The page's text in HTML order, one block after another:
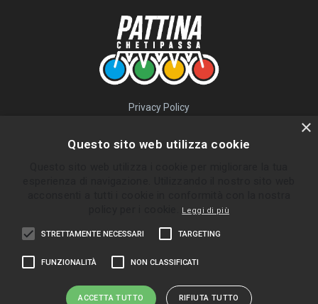
Privacy Policy
News
ULTIMI PERCORSI INVIATI
Bolgare - Ghisalba
Almè - Zogno
×
Questo sito web utilizza cookie
Leggi di più
STRETTAMENTE NECESSARI TARGETING
FUNZIONALITÀ NON CLASSIFICATI
ACCETTA TUTTO RIFIUTA TUTTO